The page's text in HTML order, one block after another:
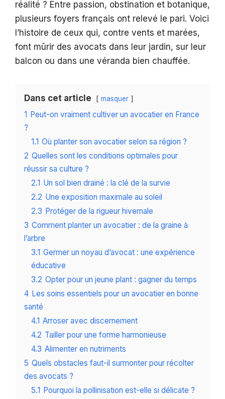
réalité ? Entre passion, obstination et botanique,
plusieurs foyers français ont relevé le pari. Voici
l’histoire de ceux qui, contre vents et marées,
font mûrir des avocats dans leur jardin, sur leur
balcon ou dans une véranda bien chauffée.
Dans cet article masquer
1 Peut-on vraiment cultiver un avocatier en France
?
1.1 Où planter son avocatier selon sa région ?
2 Quelles sont les conditions optimales pour
réussir sa culture ?
2.1 Un sol bien drainé : la clé de la survie
2.2 Une exposition maximale au soleil
2.3 Protéger de la rigueur hivernale
3 Comment planter un avocatier : de la graine à
l’arbre
3.1 Germer un noyau d’avocat : une expérience
éducative
3.2 Opter pour un jeune plant : gagner du temps
4 Les soins essentiels pour un avocatier en bonne
santé
4.1 Arroser avec discernement
4.2 Tailler pour une forme harmonieuse
4.3 Alimenter en nutriments
5 Quels obstacles faut-il surmonter pour récolter
des avocats ?
5.1 Pourquoi la pollinisation est-elle si délicate ?